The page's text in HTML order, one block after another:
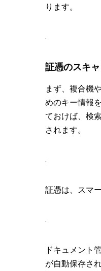
ります。
証憑のスキ
まず、複合機
めのキー情報
ておけば、検
されます。
証憑は、スマ
ドキュメント
が自動保存さ